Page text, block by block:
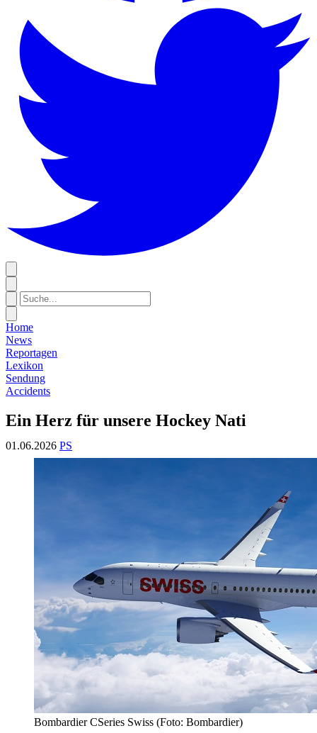
Home
News
Reportagen
Lexikon
Sendung
Accidents
Ein Herz für unsere Hockey Nati
01.06.2026 PS
Bombardier CSeries Swiss (Foto: Bombardier)